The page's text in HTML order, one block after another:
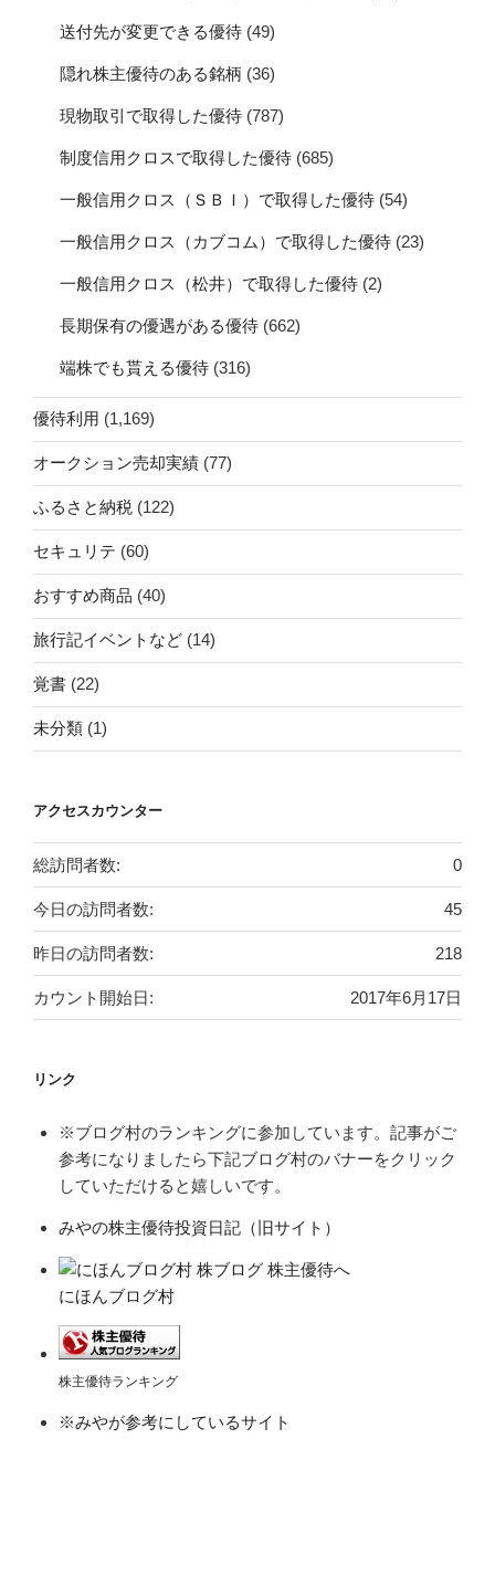
送付先が変更できる優待 (49)
隠れ株主優待のある銘柄 (36)
現物取引で取得した優待 (787)
制度信用クロスで取得した優待 (685)
一般信用クロス（ＳＢＩ）で取得した優待 (54)
一般信用クロス（カブコム）で取得した優待 (23)
一般信用クロス（松井）で取得した優待 (2)
長期保有の優遇がある優待 (662)
端株でも貰える優待 (316)
優待利用 (1,169)
オークション売却実績 (77)
ふるさと納税 (122)
セキュリテ (60)
おすすめ商品 (40)
旅行記イベントなど (14)
覚書 (22)
未分類 (1)
アクセスカウンター
0
総訪問者数:
45
今日の訪問者数:
218
昨日の訪問者数:
2017年6月17日
カウント開始日:
リンク
※ブログ村のランキングに参加しています。記事がご
参考になりましたら下記ブログ村のバナーをクリック
していただけると嬉しいです。
みやの株主優待投資日記（旧サイト）
にほんブログ村
株主優待ランキング
※みやが参考にしているサイト